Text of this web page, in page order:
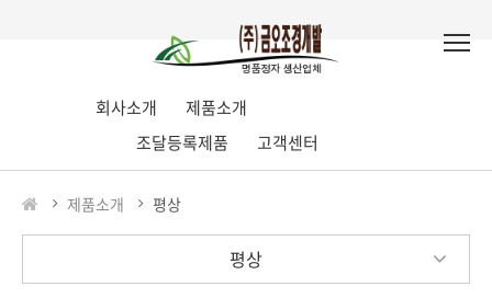
회사소개
제품소개
조달등록제품
고객센터
제품소개 평상
평상